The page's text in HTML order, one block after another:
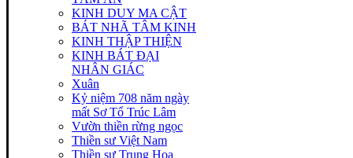
KINH DUY MA CẬT
BÁT NHÃ TÂM KINH
KINH THẬP THIỆN
KINH BÁT ĐẠI
NHÂN GIÁC
Xuân
Kỷ niệm 708 năm ngày
mất Sơ Tổ Trúc Lâm
Vườn thiền rừng ngọc
Thiền sư Việt Nam
Thiền sư Trung Hoa